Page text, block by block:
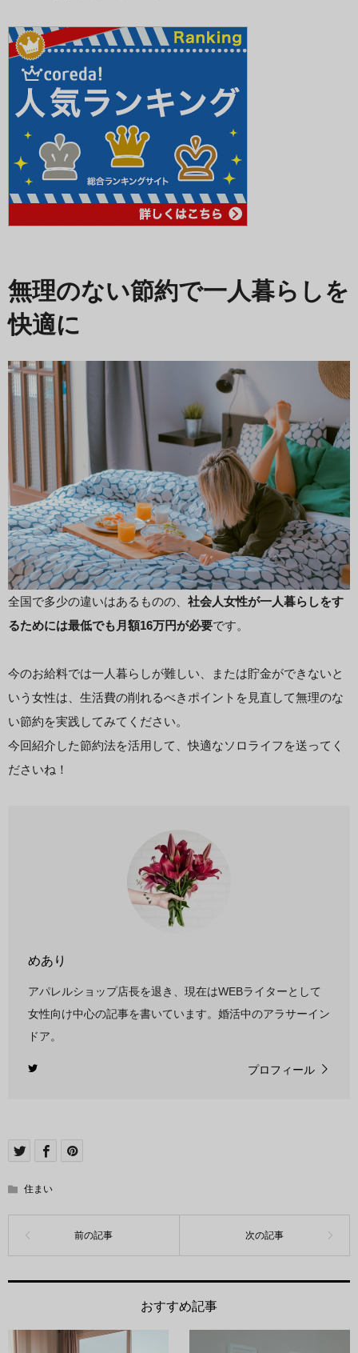
無理のない節約で一人暮らしを
快適に
全国で多少の違いはあるものの、 社会人女性が一人暮らしをす
るためには最低でも月額16万円が必要です。
今のお給料では一人暮らしが難しい、または貯金ができないと
いう女性は、生活費の削れるべきポイントを見直して無理のな
い節約を実践してみてください。
今回紹介した節約法を活用して、快適なソロライフを送ってく
ださいね！
めあり
アパレルショップ店長を退き、現在はWEBライターとして
女性向け中心の記事を書いています。婚活中のアラサーイン
ドア。
プロフィール
住まい
おすすめ記事